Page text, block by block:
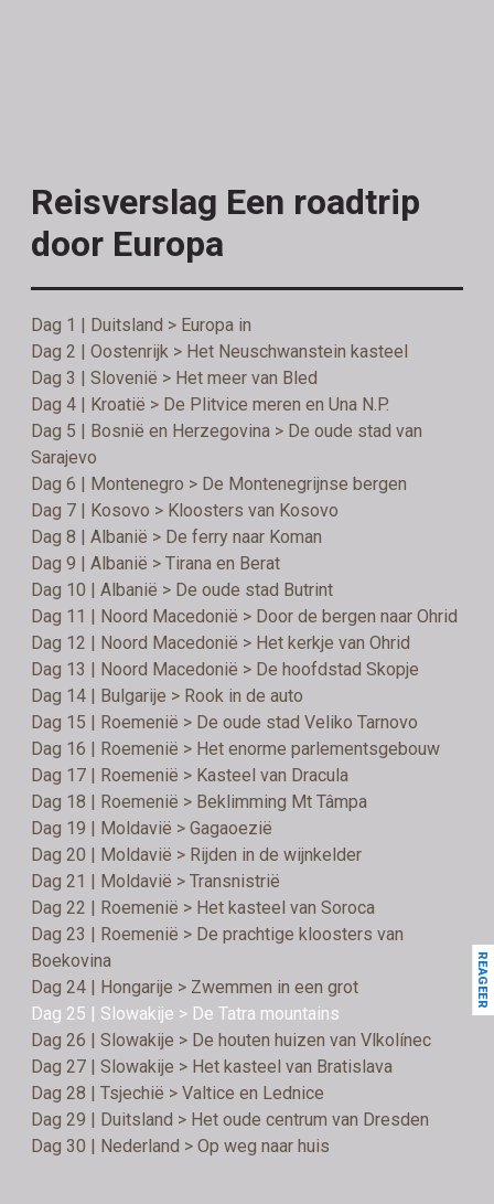
Reisverslag Een roadtrip
door Europa
Dag 1 | Duitsland > Europa in
Dag 2 | Oostenrijk > Het Neuschwanstein kasteel
Dag 3 | Slovenië > Het meer van Bled
Dag 4 | Kroatië > De Plitvice meren en Una N.P.
Dag 5 | Bosnië en Herzegovina > De oude stad van
Sarajevo
Dag 6 | Montenegro > De Montenegrijnse bergen
Dag 7 | Kosovo > Kloosters van Kosovo
Dag 8 | Albanië > De ferry naar Koman
Dag 9 | Albanië > Tirana en Berat
Dag 10 | Albanië > De oude stad Butrint
Dag 11 | Noord Macedonië > Door de bergen naar Ohrid
Dag 12 | Noord Macedonië > Het kerkje van Ohrid
Dag 13 | Noord Macedonië > De hoofdstad Skopje
Dag 14 | Bulgarije > Rook in de auto
Dag 15 | Roemenië > De oude stad Veliko Tarnovo
Dag 16 | Roemenië > Het enorme parlementsgebouw
Dag 17 | Roemenië > Kasteel van Dracula
Dag 18 | Roemenië > Beklimming Mt Tâmpa
Dag 19 | Moldavië > Gagaoezië
Dag 20 | Moldavië > Rijden in de wijnkelder
Dag 21 | Moldavië > Transnistrië
Dag 22 | Roemenië > Het kasteel van Soroca
Dag 23 | Roemenië > De prachtige kloosters van
Boekovina
Dag 24 | Hongarije > Zwemmen in een grot
Dag 25 | Slowakije > De Tatra mountains
Dag 26 | Slowakije > De houten huizen van Vlkolínec
Dag 27 | Slowakije > Het kasteel van Bratislava
Dag 28 | Tsjechië > Valtice en Lednice
Dag 29 | Duitsland > Het oude centrum van Dresden
Dag 30 | Nederland > Op weg naar huis
REAGEER